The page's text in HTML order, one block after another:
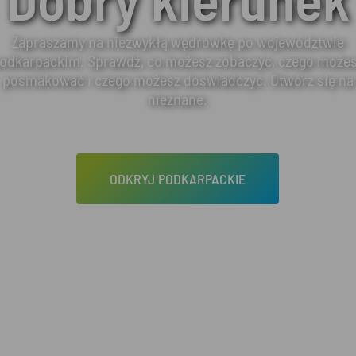
Zapraszamy na niezwykłą wędrówkę po województwie
Sprawdź, co możesz zobaczyć, czego
posmakować i czego możesz doświadczyć. Otwórz się na
nieznane.
ODKRYJ PODKARPACKIE